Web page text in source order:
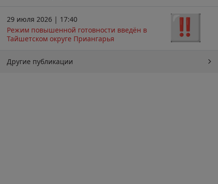
29 июля 2026 | 17:40
Режим повышенной готовности введён в
Тайшетском округе Приангарья
Другие публикации